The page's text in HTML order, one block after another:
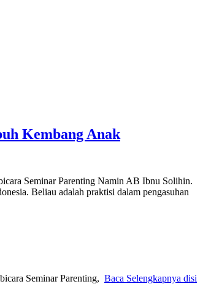
Kembang Anak
Seminar Parenting Namin AB Ibnu Solihin.
Beliau adalah praktisi dalam pengasuhan
Seminar Parenting, Baca Selengkapnya disi